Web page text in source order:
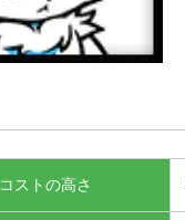
コストの高さ